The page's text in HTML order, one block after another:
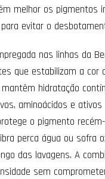
melhor os pigmentos
evitar o
nas linhas da
que estabilizam a cor
hidratação
aminoácidos e ativos
o pigmento
perca água ou sofra
das lavagens. A
sem